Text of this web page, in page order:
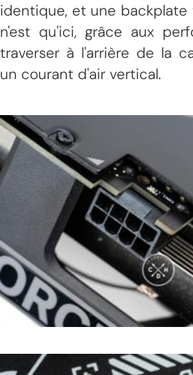
identique, et une backplate
n'est qu'ici, grâce aux
traverser à l'arrière de la
un courant d'air vertical.